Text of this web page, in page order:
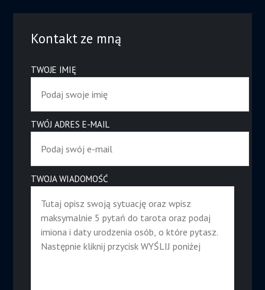
Kontakt ze mną
TWOJE IMIĘ
TWÓJ ADRES E-MAIL
TWOJA WIADOMOŚĆ